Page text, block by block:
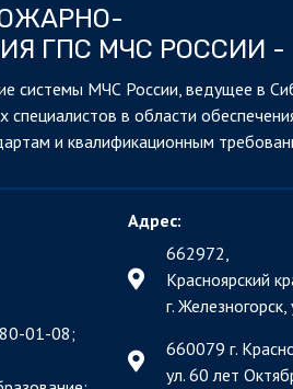
ГПС МЧС РОССИИ -
системы МЧС России, ведущее в
специалистов в области
и квалификационным
01-08;
Адрес:
662972,
Красноярский
г. Железногорск,
660079 г.
ул. 60 лет